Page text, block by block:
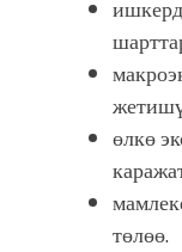
өлкө
төлөө.